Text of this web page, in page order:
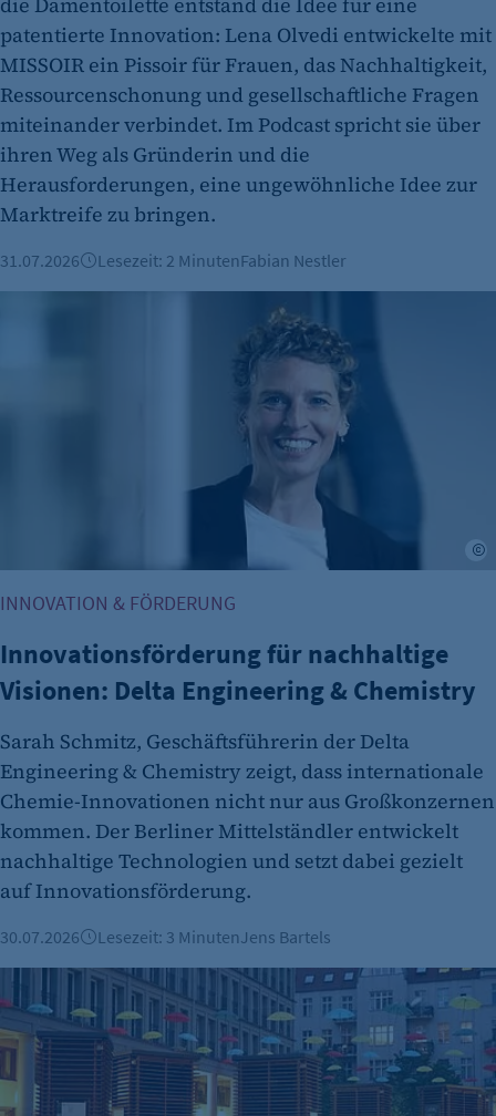
etracker Analytics
et_oi_v2
Anbieter:
etracker GmbH
Zweck:
Cookie Laufzeit:
Es erlaubt eTracker Cookies zu setzen.
Cookie Laufzeit:
isSdEnabled
Anbieter:
etracker GmbH
Zweck:
Erkennung, ob bei dem Besucher die
Scrolltiefe gemessen wird.
Cookie Laufzeit:
24 Std.
patentierte Innovation: Lena Olvedi entwickelte mit
MISSOIR ein Pissoir für Frauen, das Nachhaltigkeit,
Ressourcenschonung und gesellschaftliche Fragen
miteinander verbindet. Im Podcast spricht sie über
ihren Weg als Gründerin und die
Herausforderungen, eine ungewöhnliche Idee zur
Marktreife zu bringen.
31.07.2026 Lesezeit: 2 MinutenFabian Nestler
Innovationsförderung für nachhaltige Visionen: Delta
INNOVATION & FÖRDERUNG
Innovationsförderung für nachhaltige
Visionen: Delta Engineering & Chemistry
Sarah Schmitz, Geschäftsführerin der Delta
Engineering & Chemistry zeigt, dass internationale
Chemie-Innovationen nicht nur aus Großkonzernen
kommen. Der Berliner Mittelständler entwickelt
nachhaltige Technologien und setzt dabei gezielt
auf Innovationsförderung.
30.07.2026 Lesezeit: 3 MinutenJens Bartels
Green City Solutions und Suncrafter: Zwei Berliner Ideen,